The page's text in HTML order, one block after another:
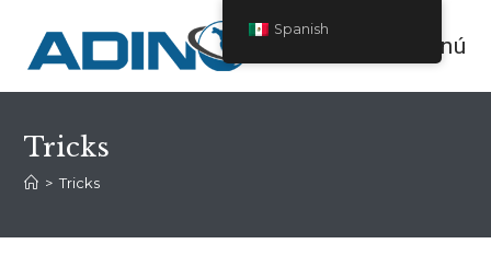
contenido
Menú
Tricks
> Tricks
Spanish